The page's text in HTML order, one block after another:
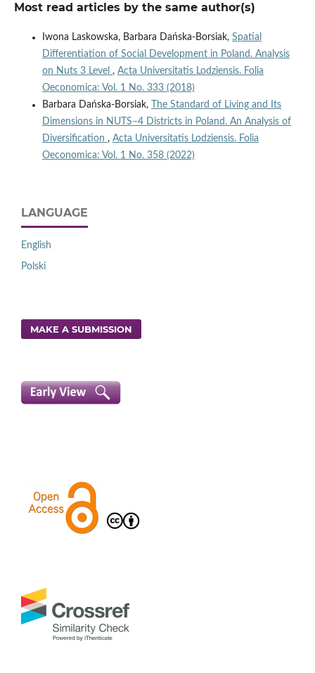
Most read articles by the same author(s)
Iwona Laskowska, Barbara Dańska-Borsiak, Spatial
Differentiation of Social Development in Poland. Analysis
on Nuts 3 Level , Acta Universitatis Lodziensis. Folia
Oeconomica: Vol. 1 No. 333 (2018)
Barbara Dańska-Borsiak,
The Standard of Living and Its
Dimensions in NUTS–4 Districts in Poland. An Analysis of
Diversification , Acta Universitatis Lodziensis. Folia
Oeconomica: Vol. 1 No. 358 (2022)
LANGUAGE
English
Polski
MAKE A SUBMISSION